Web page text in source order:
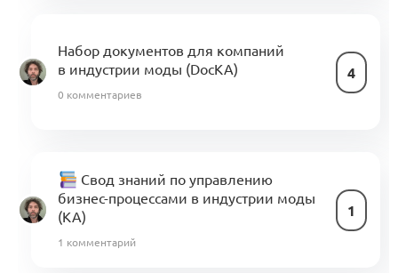
Набор документов для компаний
в индустрии моды (DocKA)
4
0 комментариев
Свод знаний по управлению
бизнес-процессами в индустрии моды
(KA)
1
1 комментарий